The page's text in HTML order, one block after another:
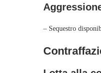
– Sequestro